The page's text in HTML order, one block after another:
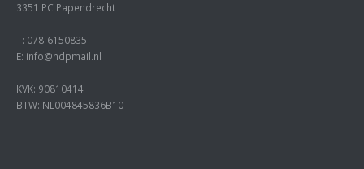
3351 PC Papendrecht
T: 078-6150835
E: info@hdpmail.nl
KVK: 90810414
BTW: NL004845836B10